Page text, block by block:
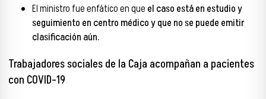
El ministro fue enfático en que el caso está en estudio y
seguimiento en centro médico y que no se puede emitir
clasificación aún.
Trabajadores sociales de la Caja acompañan a pacientes
con COVID-19